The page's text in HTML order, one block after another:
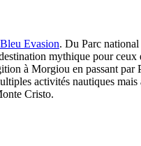
Evasion. Du Parc
mythique pour
à Morgiou en passant
activités nautiques mais
Cristo.